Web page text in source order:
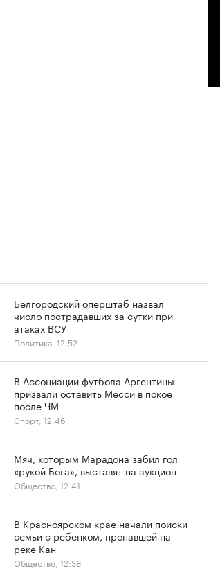
Белгородский оперштаб назвал
число пострадавших за сутки при
атаках ВСУ
Политика, 12:52
В Ассоциации футбола Аргентины
призвали оставить Месси в покое
после ЧМ
Спорт, 12:46
Мяч, которым Марадона забил гол
«рукой Бога», выставят на аукцион
Общество, 12:41
В Красноярском крае начали поиски
семьи с ребенком, пропавшей на
реке Кан
Общество, 12:38